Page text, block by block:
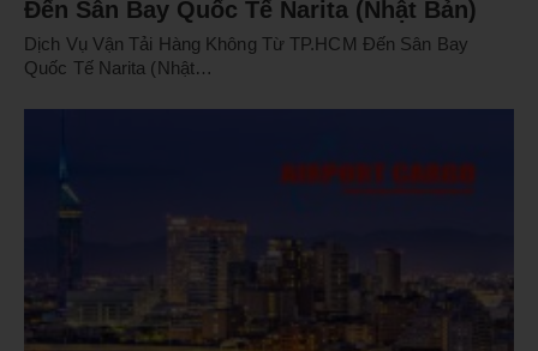
Đến Sân Bay Quốc Tế Narita (Nhật Bản)
Dịch Vụ Vận Tải Hàng Không Từ TP.HCM Đến Sân Bay
Quốc Tế Narita (Nhật…